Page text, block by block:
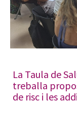
La Taula de
treballa
de risc i les